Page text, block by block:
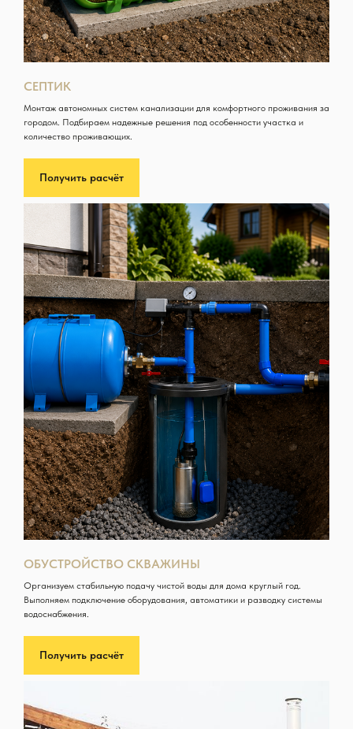
СЕПТИК
Монтаж автономных систем канализации для комфортного проживания за
городом. Подбираем надежные решения под особенности участка и
количество проживающих.
Получить расчёт
ОБУСТРОЙСТВО СКВАЖИНЫ
Организуем стабильную подачу чистой воды для дома круглый год.
Выполняем подключение оборудования, автоматики и разводку системы
водоснабжения.
Получить расчёт